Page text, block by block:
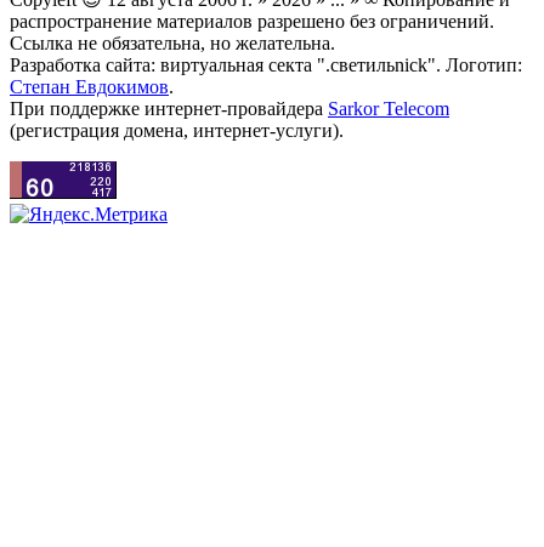
распространение материалов разрешено без ограничений.
Ссылка не обязательна, но желательна.
Разработка сайта: виртуальная секта ".светильnick". Логотип:
Степан Евдокимов.
При поддержке интернет-провайдера Sarkor Telecom
(регистрация домена, интернет-услуги).